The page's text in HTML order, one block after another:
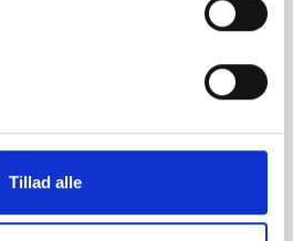
Tillad alle
stk. tilgængelig